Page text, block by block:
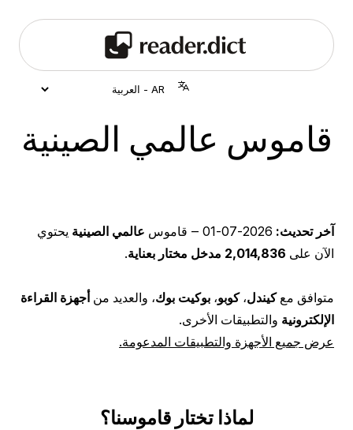
قاموس عالمي الصينية
آخر تحديث: 2026-07-01 ‒ قاموس عالمي الصينية يحتوي
الآن على 2,014,836 مدخل مختار بعناية .
متوافق معكيندل،كوبو، بوكيت بوك، والعديد منأجهزة القراءة
الإلكترونية والتطبيقات الأخرى.
عرض جميع الأجهزة والتطبيقات المدعومة.
لماذا تختار قاموسنا؟